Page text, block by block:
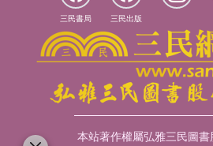
三民書局 三民出版
本站著作權屬弘雅三民圖書